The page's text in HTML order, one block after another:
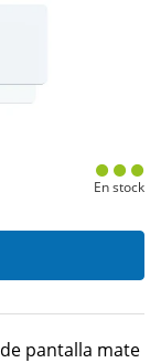
En stock
pantalla mate